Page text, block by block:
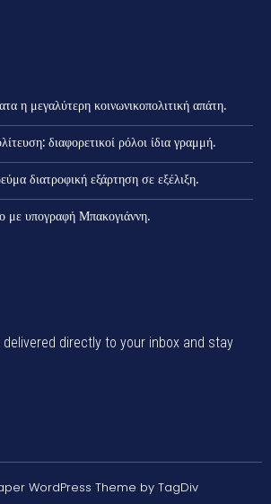
η μεγαλύτερη κοινωνικοπολιτική απάτη.
διαφορετικοί ρόλοι ίδια γραμμή.
διατροφική εξάρτηση σε εξέλιξη.
με υπογραφή Μπακογιάννη.
directly to your inbox and stay
WordPress Theme by TagDiv